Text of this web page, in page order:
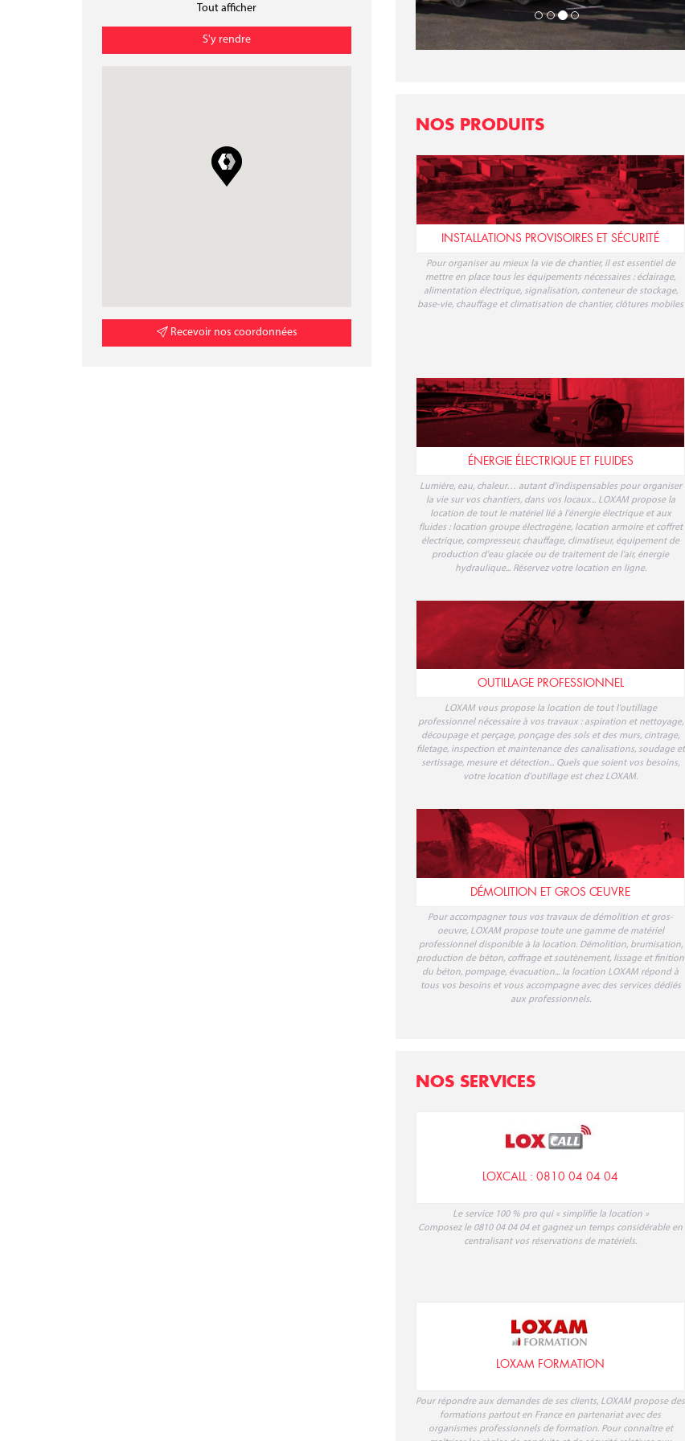
Tout afficher
S'y rendre
Recevoir nos coordonnées
NOS PRODUITS
INSTALLATIONS PROVISOIRES ET SÉCURITÉ
mettre en place tous les équipements nécessaires : éclairage,
alimentation électrique, signalisation, conteneur de stockage,
base-vie, chauffage et climatisation de chantier, clôtures mobiles
la vie sur vos chantiers, dans vos locaux... LOXAM propose la
location de tout le matériel lié à l'énergie électrique et aux
fluides : location groupe électrogène, location armoire et coffret
électrique, compresseur, chauffage, climatiseur, équipement de
production d'eau glacée ou de traitement de l'air, énergie
hydraulique... Réservez votre location en ligne.
OUTILLAGE PROFESSIONNEL
professionnel nécessaire à vos travaux : aspiration et nettoyage,
découpage et perçage, ponçage des sols et des murs, cintrage,
filetage, inspection et maintenance des canalisations, soudage et
sertissage, mesure et détection... Quels que soient vos besoins,
votre location d'outillage est chez LOXAM.
DÉMOLITION ET GROS ŒUVRE
oeuvre, LOXAM propose toute une gamme de matériel
professionnel disponible à la location. Démolition, brumisation,
production de béton, coffrage et soutènement, lissage et finition
du béton, pompage, évacuation... la location LOXAM répond à
tous vos besoins et vous accompagne avec des services dédiés
NOS SERVICES
centralisant vos réservations de matériels.
LOXAM FORMATION
maîtriser les règles de conduite et de sécurité relatives aux
différents types de matériels : plates-formes élévatrices mobiles